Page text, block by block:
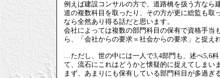
例えば建設コンサルの方で、道路橋を扱う方なら
道の複数科目を取ったり、その方が更に総監も
なら全然あり得る話だと思います。
会社によっては複数の部門科目の保有で資格手当
ら、「会社からの要求＝社会からの要求」と捉え
…ただし、世の中には一人で3,4部門も、述べ5,6
て、流石にこれはどうかと懐疑的に捉えてしまい
まず、あまりにも保有している部門科目が多過